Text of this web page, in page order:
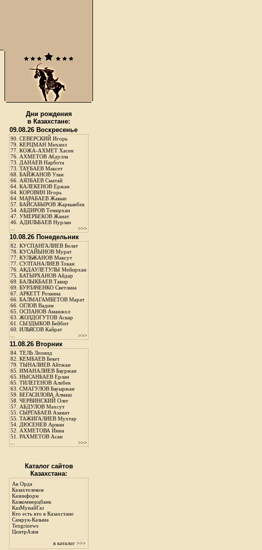
Дни рождения
в Казахстане:
09.08.26 Воскресенье
90. СЕВЕРСКИЙ Игорь
79. КЕРЦМАН Михаил
77. КОЖА-АХМЕТ Хасен
76. АХМЕТОВ Абдулла
73. ДАНАЕВ Нарбота
73. ТАУБАЕВ Максет
68. БАЙЖАНОВ Улан
66. АЯЗБАЕВ Сматай
64. КАЛЕКЕНОВ Ержан
64. КОРОВИН Игорь
64. МАРАБАЕВ Жакып
57. БАЙСАБЫРОВ Жаркынбек
54. АБДИРОВ Темирхан
47. УМЕРБЕКОВ Жанат
46. АДИЛЬБАЕВ Нурлан
>>>
10.08.26 Понедельник
82. КУСПАНГАЛИЕВ Болат
78. КУСАЙЫНОВ Мурат
77. КУЛЬЖАНОВ Максут
77. СУЛТАНАЛИЕВ Токан
76. АКДАУЛЕТУЛЫ Мейирхан
75. БАТЫРХАНОВ Айдар
69. БАЛЫКБАЕВ Такир
69. БУРЛАЧЕНКО Светлана
67. АРКЕТТ Розанна
66. БАЛМАГАМБЕТОВ Марат
66. ОГЛОВ Вадим
65. ОСПАНОВ Аманжол
63. ЖОЛДОГУТОВ Аскар
61. СЫЗДЫКОВ Бейбит
60. ИЛЬЯСОВ Кайрат
>>>
11.08.26 Вторник
84. ТЕЛЬ Леонид
82. КЕМБАЕВ Бекет
79. ТЫНАЛИЕВ Айтжан
65. ИМАНАЛИЕВ Бауржан
65. НЫСАНБАЕВ Ерлан
65. ТИЛЕГЕНОВ Алибек
63. СМАГУЛОВ Бауыржан
59. БЕГАСИЛОВА Алмаш
58. ЧЕРВИНСКИЙ Олег
57. АБДУЛОВ Махсут
55. СЫРГАБАЕВ Азамат
55. ТАЖИГАЛИЕВ Мухтар
54. ДЮСЕНЕВ Арман
52. АХМЕТОВА Инна
51. РАХМЕТОВ Асан
>>>
Каталог сайтов
Казахстана:
Ак Орда
Казахтелеком
Казинформ
Казкоммерцбанк
КазМунайГаз
Кто есть кто в Казахстане
Самрук-Казына
Tengrinews
ЦентрАзия
в каталог >>>